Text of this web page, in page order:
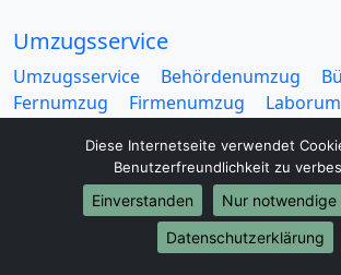
Umzugsservice
Umzugsservice Behördenumzug
Fernumzug
Firmenumzug
Seniorenumzug
Studentenumzug
Entrümpelung
Halteverbotszone
Haushaltsauflösung
Möbelmitfahrzentrale
Umzugskartons
Diese Internetseite verwendet
Benutzerfreundlichkeit zu
Einverstanden
Nur notwendige
Datenschutzerklärung